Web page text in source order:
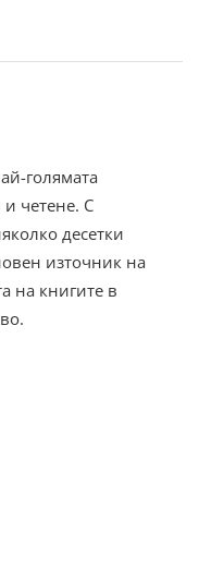
голямата
четене. С
десетки
източник на
на книгите в